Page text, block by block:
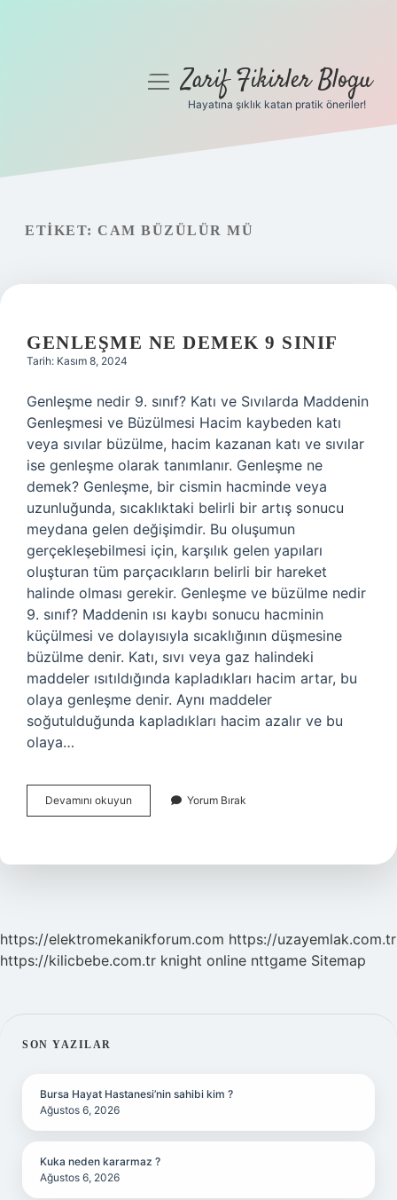
Gizlilik Politikası
menüyüZarif Fikirler Blogu
Hayatına şıklık katan pratik öneriler!
ETIKET: CAM BÜZÜLÜR MÜ
GENLEŞME NE DEMEK 9 SINIF
Tarih: Kasım 8, 2024
Genleşme nedir 9. sınıf? Katı ve Sıvılarda Maddenin
Genleşmesi ve Büzülmesi Hacim kaybeden katı
veya sıvılar büzülme, hacim kazanan katı ve sıvılar
ise genleşme olarak tanımlanır. Genleşme ne
demek? Genleşme, bir cismin hacminde veya
uzunluğunda, sıcaklıktaki belirli bir artış sonucu
meydana gelen değişimdir. Bu oluşumun
gerçekleşebilmesi için, karşılık gelen yapıları
oluşturan tüm parçacıkların belirli bir hareket
halinde olması gerekir. Genleşme ve büzülme nedir
9. sınıf? Maddenin ısı kaybı sonucu hacminin
küçülmesi ve dolayısıyla sıcaklığının düşmesine
büzülme denir. Katı, sıvı veya gaz halindeki
maddeler ısıtıldığında kapladıkları hacim artar, bu
olaya genleşme denir. Aynı maddeler
soğutulduğunda kapladıkları hacim azalır ve bu
olaya…
Devamını okuyun Genleşme
Ne
Sınıf
Yorum Bırak
https://elektromekanikforum.com https://uzayemlak.com.tr
https://kilicbebe.com.tr knight online nttgame Sitemap
SIDEBAR
SON YAZILAR
Bursa Hayat Hastanesi’nin sahibi kim ?
Ağustos 6, 2026
Kuka neden kararmaz ?
Ağustos 6, 2026